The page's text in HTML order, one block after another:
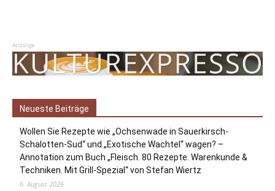
Anzeige
Neueste Beiträge
Wollen Sie Rezepte wie „Ochsenwade in Sauerkirsch-
Schalotten-Sud“ und „Exotische Wachtel“ wagen? –
Annotation zum Buch „Fleisch. 80 Rezepte. Warenkunde &
Techniken. Mit Grill-Spezial“ von Stefan Wiertz
6. August 2026